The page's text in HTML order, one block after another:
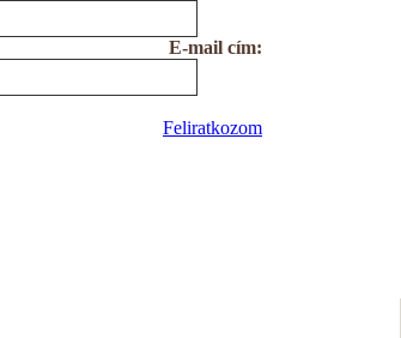
E-mail cím:
Feliratkozom